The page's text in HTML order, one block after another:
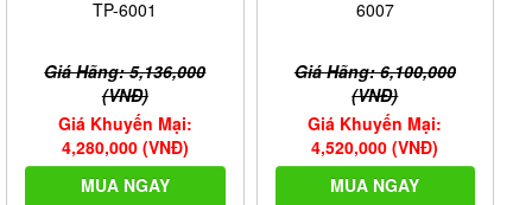
TP-6001
Giá Hãng: 5,136,000
(VNĐ)
Giá Khuyến Mại:
4,280,000 (VNĐ)
MUA NGAY
6007
Giá Hãng: 6,100,000
(VNĐ)
Giá Khuyến Mại:
4,520,000 (VNĐ)
MUA NGAY